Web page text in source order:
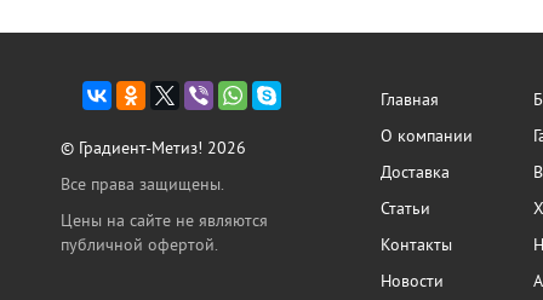
© Градиент-Метиз! 2026
Все права защищены.
Цены на сайте не являются
публичной офертой.
Главная
О компании
Доставка
Статьи
Контакты
Новости